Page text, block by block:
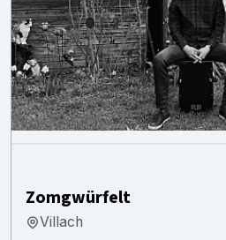
Zomgwürfelt
Villach